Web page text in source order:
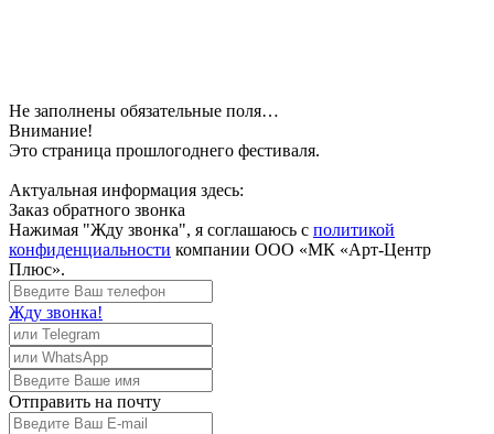
Не заполнены обязательные поля…
Внимание!
Это страница прошлогоднего фестиваля.
Актуальная информация здесь:
Заказ обратного звонка
Нажимая "Жду звонка", я соглашаюсь с политикой
конфиденциальности компании ООО «МК «Арт-Центр
Плюс».
Жду звонка!
Отправить на почту